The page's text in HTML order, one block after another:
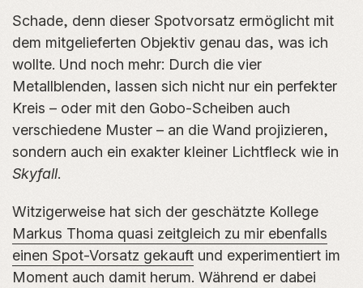
Schade, denn dieser Spotvorsatz ermöglicht mit
dem mitgelieferten Objektiv genau das, was ich
wollte. Und noch mehr: Durch die vier
Metallblenden, lassen sich nicht nur ein perfekter
Kreis – oder mit den Gobo-Scheiben auch
verschiedene Muster – an die Wand projizieren,
sondern auch ein exakter kleiner Lichtfleck wie in
Skyfall.
Witzigerweise hat sich der geschätzte Kollege
Markus Thoma quasi zeitgleich zu mir ebenfalls
einen Spot-Vorsatz gekauft und experimentiert im
Moment auch damit herum. Während er dabei